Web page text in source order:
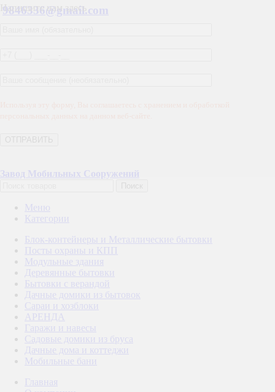
9846336@gmail.com
Напишите нам здесь
Завод Мобильных Сооружений
Меню
Категории
Блок-контейнеры и Металлические бытовки
Посты охраны и КПП
Модульные здания
Деревянные бытовки
Бытовки с верандой
Дачные домики из бытовок
Сараи и хозблоки
АРЕНДА
Гаражи и навесы
Садовые домики из бруса
Дачные дома и коттеджи
Мобильные бани
Главная